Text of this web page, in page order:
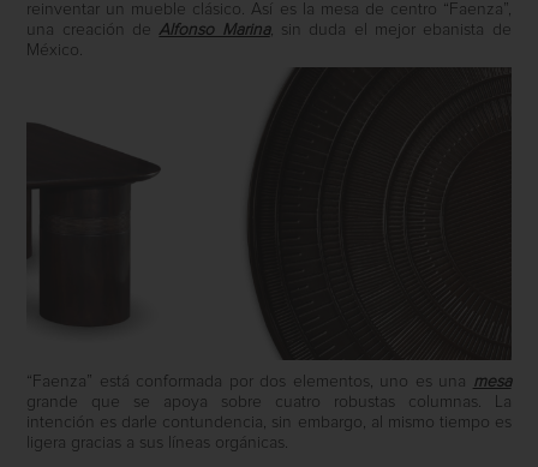
reinventar un mueble clásico. Así es la mesa de centro “Faenza”,
una creación deAlfonso Marina, sin duda el mejor ebanista de
México.
“Faenza” está conformada por dos elementos, uno es una
mesa
grande que se apoya sobre cuatro robustas columnas. La
intención es darle contundencia, sin embargo, al mismo tiempo es
ligera gracias a sus líneas orgánicas.